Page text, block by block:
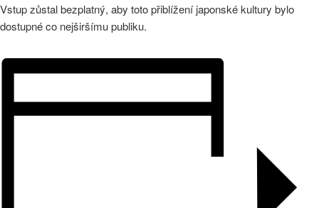
Vstup zůstal bezplatný, aby toto přiblížení japonské kultury bylo
dostupné co nejširšímu publiku.